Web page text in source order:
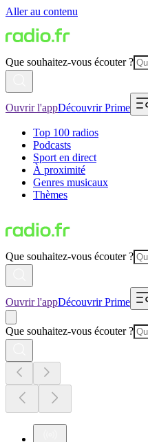
Aller au contenu
Que souhaitez-vous écouter ?
Ouvrir l'appDécouvrir Prime
Top 100 radios
Podcasts
Sport en direct
À proximité
Genres musicaux
Thèmes
Que souhaitez-vous écouter ?
Ouvrir l'appDécouvrir Prime
Que souhaitez-vous écouter ?